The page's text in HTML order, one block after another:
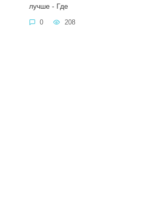
лучше - Где
0 208